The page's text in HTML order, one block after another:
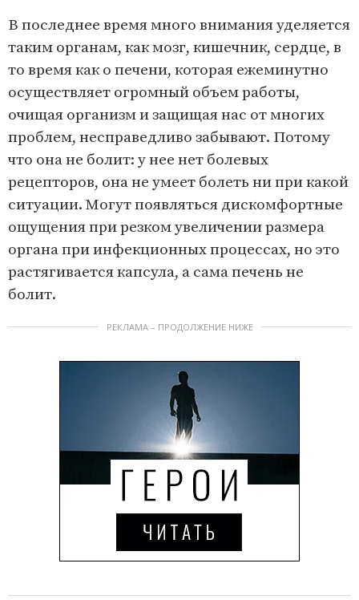
В последнее время много внимания уделяется
таким органам, как мозг, кишечник, сердце, в
то время как о печени, которая ежеминутно
осуществляет огромный объем работы,
очищая организм и защищая нас от многих
проблем, несправедливо забывают. Потому
что она не болит: у нее нет болевых
рецепторов, она не умеет болеть ни при какой
ситуации. Могут появляться дискомфортные
ощущения при резком увеличении размера
органа при инфекционных процессах, но это
растягивается капсула, а сама печень не
болит.
РЕКЛАМА – ПРОДОЛЖЕНИЕ НИЖЕ